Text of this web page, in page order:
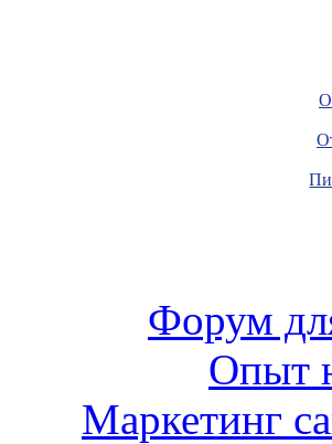
Форум
Опыт
Маркетинг